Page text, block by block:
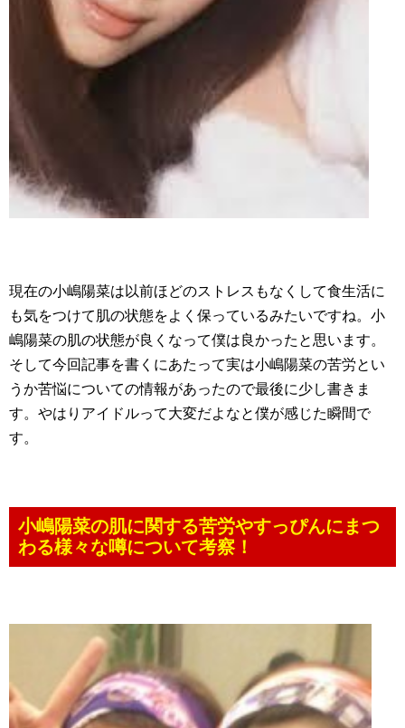
現在の小嶋陽菜は以前ほどのストレスもなくして食生活に
も気をつけて肌の状態をよく保っているみたいですね。小
嶋陽菜の肌の状態が良くなって僕は良かったと思います。
そして今回記事を書くにあたって実は小嶋陽菜の苦労とい
うか苦悩についての情報があったので最後に少し書きま
す。やはりアイドルって大変だよなと僕が感じた瞬間で
す。
小嶋陽菜の肌に関する苦労やすっぴんにまつ
わる様々な噂について考察！